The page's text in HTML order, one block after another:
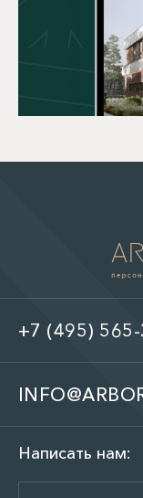
+7 (495)
Написать нам: